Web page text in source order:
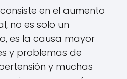
en el aumento
no es solo un
es la causa mayor
y problemas de
y muchas